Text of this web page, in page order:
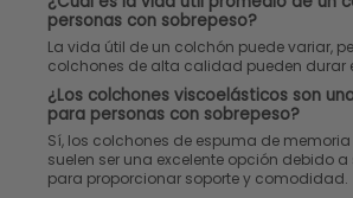
personas con sobrepeso?
La vida útil de un colchón puede variar,
colchones de alta calidad pueden durar
¿Los colchones viscoelásticos son
para personas con sobrepeso?
Sí, los colchones de espuma de
suelen ser una excelente opción debido
para proporcionar soporte y comodidad.